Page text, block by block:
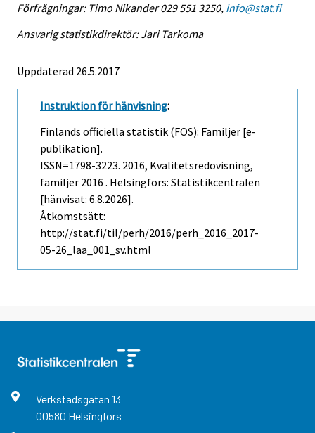
Förfrågningar: Timo Nikander 029 551 3250, info@stat.fi
Ansvarig statistikdirektör: Jari Tarkoma
Uppdaterad 26.5.2017
Instruktion för hänvisning:
Finlands officiella statistik (FOS): Familjer [e-
publikation].
ISSN=1798-3223. 2016, Kvalitetsredovisning,
familjer 2016 . Helsingfors: Statistikcentralen
[hänvisat: 6.8.2026].
Åtkomstsätt:
http://stat.fi/til/perh/2016/perh_2016_2017-
05-26_laa_001_sv.html
Verkstadsgatan 13
00580 Helsingfors